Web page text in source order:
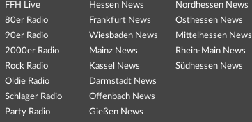
FFH Live
80er Radio
90er Radio
2000er Radio
Rock Radio
Oldie Radio
Schlager Radio
Party Radio
Hessen News
Frankfurt News
Wiesbaden News
Mainz News
Kassel News
Darmstadt News
Offenbach News
Gießen News
Nordhessen News
Osthessen News
Mittelhessen News
Rhein-Main News
Südhessen News